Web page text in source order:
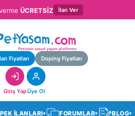
ÜCRETSİZ İlan Ver
Fiyatları Doping Fiyatları
Giriş YapÜye Ol
İLANLARI▾ FORUMLAR▾ BLOG▾